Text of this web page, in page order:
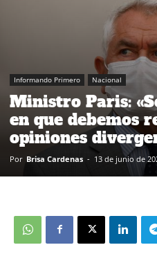
Informando Primero Nacional
Ministro Paris:
en que debemos
opiniones
Por Brisa Cardenas - 13 de junio de